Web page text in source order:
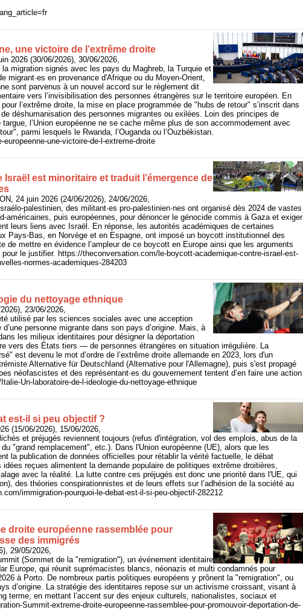
une victoire de l’extrême droite
2026 (30/06/2026), 30/06/2026,
migration signés avec les pays du Maghreb, la Turquie et
migrant·es en provenance d'Afrique ou du Moyen-Orient,
sont parvenus à un nouvel accord sur le règlement dit
vers l’invisibilisation des personnes étrangères sur le territoire européen. En
l’extrême droite, la mise en place programmée de "hubs de retour" s’inscrit dans
déshumanisation des personnes migrantes ou exilées. Loin des principes de
l’Union européenne ne se cache même plus de son accommodement avec
parmi lesquels le Rwanda, l’Ouganda ou l’Ouzbékistan.
une-victoire-de-l-extreme-droite
est minoritaire et traduit l’émergence de
24 juin 2026 (24/06/2026), 24/06/2026,
palestinien, des militant·es pro-palestinien·nes ont organisé dès 2024 de vastes
américaines, puis européennes, pour dénoncer le génocide commis à Gaza et exiger
leurs liens avec Israël. En réponse, les autorités académiques de certaines
Pays-Bas, en Norvège et en Espagne, ont imposé un boycott institutionnel des
de mettre en évidence l’ampleur de ce boycott en Europe ainsi que les arguments
le justifier. https://theconversation.com/le-boycott-academique-contre-israel-est-
normes-academiques-284203
du nettoyage ethnique
23/06/2026,
utilisé par les sciences sociales avec une acception
personne migrante dans son pays d’origine. Mais, à
les milieux identitaires pour désigner la déportation
vers des États tiers — de personnes étrangères en situation irrégulière. La
est devenu le mot d’ordre de l’extrême droite allemande en 2023, lors d'un
Alternative für Deutschland (Alternative pour l'Allemagne), puis s'est propagé
néofascistes et des représentant·es du gouvernement tentent d’en faire une action
Un-laboratoire-de-l-ideologie-du-nettoyage-ethnique
est‑il si peu objectif ?
(15/06/2026), 15/06/2026,
et préjugés reviennent toujours (refus d'intégration, vol des emplois, abus de la
"grand remplacement", etc.). Dans l'Union européenne (UE), alors que les
la publication de données officielles pour rétablir la vérité factuelle, le débat
reçues alimentent la demande populaire de politiques extrême droitières,
avec la réalité. La lutte contre ces préjugés est donc une priorité dans l'UE, qui
des théories conspirationnistes et de leurs effets sur l’adhésion de la société au
immigration-pourquoi-le-debat-est-il-si-peu-objectif-282212
droite européenne rassemblée pour
des immigrés
29/05/2026,
(Sommet de la "remigration"), un événement identitaire
Europe, qui réunit suprémacistes blancs, néonazis et multi condamnés pour
à Porto. De nombreux partis politiques européens y prônent la "remigration", ou
d’origine. La stratégie des identitaires repose sur un activisme croissant, visant à
terme, en mettant l’accent sur des enjeux culturels, nationalistes, sociaux et
Summit-extreme-droite-europeenne-rassemblee-pour-promouvoir-deportation-de-